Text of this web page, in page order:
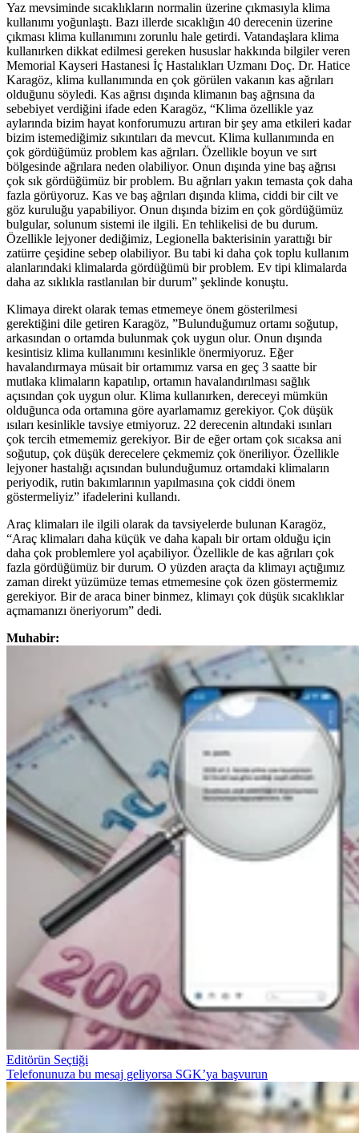
Yaz mevsiminde sıcaklıkların normalin üzerine çıkmasıyla klima
kullanımı yoğunlaştı. Bazı illerde sıcaklığın 40 derecenin üzerine
çıkması klima kullanımını zorunlu hale getirdi. Vatandaşlara klima
kullanırken dikkat edilmesi gereken hususlar hakkında bilgiler veren
Memorial Kayseri Hastanesi İç Hastalıkları Uzmanı Doç. Dr. Hatice
Karagöz, klima kullanımında en çok görülen vakanın kas ağrıları
olduğunu söyledi. Kas ağrısı dışında klimanın baş ağrısına da
sebebiyet verdiğini ifade eden Karagöz, “Klima özellikle yaz
aylarında bizim hayat konforumuzu artıran bir şey ama etkileri kadar
bizim istemediğimiz sıkıntıları da mevcut. Klima kullanımında en
çok gördüğümüz problem kas ağrıları. Özellikle boyun ve sırt
bölgesinde ağrılara neden olabiliyor. Onun dışında yine baş ağrısı
çok sık gördüğümüz bir problem. Bu ağrıları yakın temasta çok daha
fazla görüyoruz. Kas ve baş ağrıları dışında klima, ciddi bir cilt ve
göz kuruluğu yapabiliyor. Onun dışında bizim en çok gördüğümüz
bulgular, solunum sistemi ile ilgili. En tehlikelisi de bu durum.
Özellikle lejyoner dediğimiz, Legionella bakterisinin yarattığı bir
zatürre çeşidine sebep olabiliyor. Bu tabi ki daha çok toplu kullanım
alanlarındaki klimalarda gördüğümü bir problem. Ev tipi klimalarda
daha az sıklıkla rastlanılan bir durum” şeklinde konuştu.
Klimaya direkt olarak temas etmemeye önem gösterilmesi
gerektiğini dile getiren Karagöz, ”Bulunduğumuz ortamı soğutup,
arkasından o ortamda bulunmak çok uygun olur. Onun dışında
kesintisiz klima kullanımını kesinlikle önermiyoruz. Eğer
havalandırmaya müsait bir ortamımız varsa en geç 3 saatte bir
mutlaka klimaların kapatılıp, ortamın havalandırılması sağlık
açısından çok uygun olur. Klima kullanırken, dereceyi mümkün
olduğunca oda ortamına göre ayarlamamız gerekiyor. Çok düşük
ısıları kesinlikle tavsiye etmiyoruz. 22 derecenin altındaki ısınları
çok tercih etmememiz gerekiyor. Bir de eğer ortam çok sıcaksa ani
soğutup, çok düşük derecelere çekmemiz çok öneriliyor. Özellikle
lejyoner hastalığı açısından bulunduğumuz ortamdaki klimaların
periyodik, rutin bakımlarının yapılmasına çok ciddi önem
göstermeliyiz” ifadelerini kullandı.
Araç klimaları ile ilgili olarak da tavsiyelerde bulunan Karagöz,
“Araç klimaları daha küçük ve daha kapalı bir ortam olduğu için
daha çok problemlere yol açabiliyor. Özellikle de kas ağrıları çok
fazla gördüğümüz bir durum. O yüzden araçta da klimayı açtığımız
zaman direkt yüzümüze temas etmemesine çok özen göstermemiz
gerekiyor. Bir de araca biner binmez, klimayı çok düşük sıcaklıklar
açmamanızı öneriyorum” dedi.
Muhabir:
Editörün Seçtiği
Telefonunuza bu mesaj geliyorsa SGK’ya başvurun